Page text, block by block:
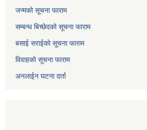
जन्मको सूचना फाराम
सम्बन्ध बिच्छेदको सूचना फाराम
बसाई सराईको सूचना फाराम
विवाहको सूचना फाराम
अनलाईन घटना दर्ता